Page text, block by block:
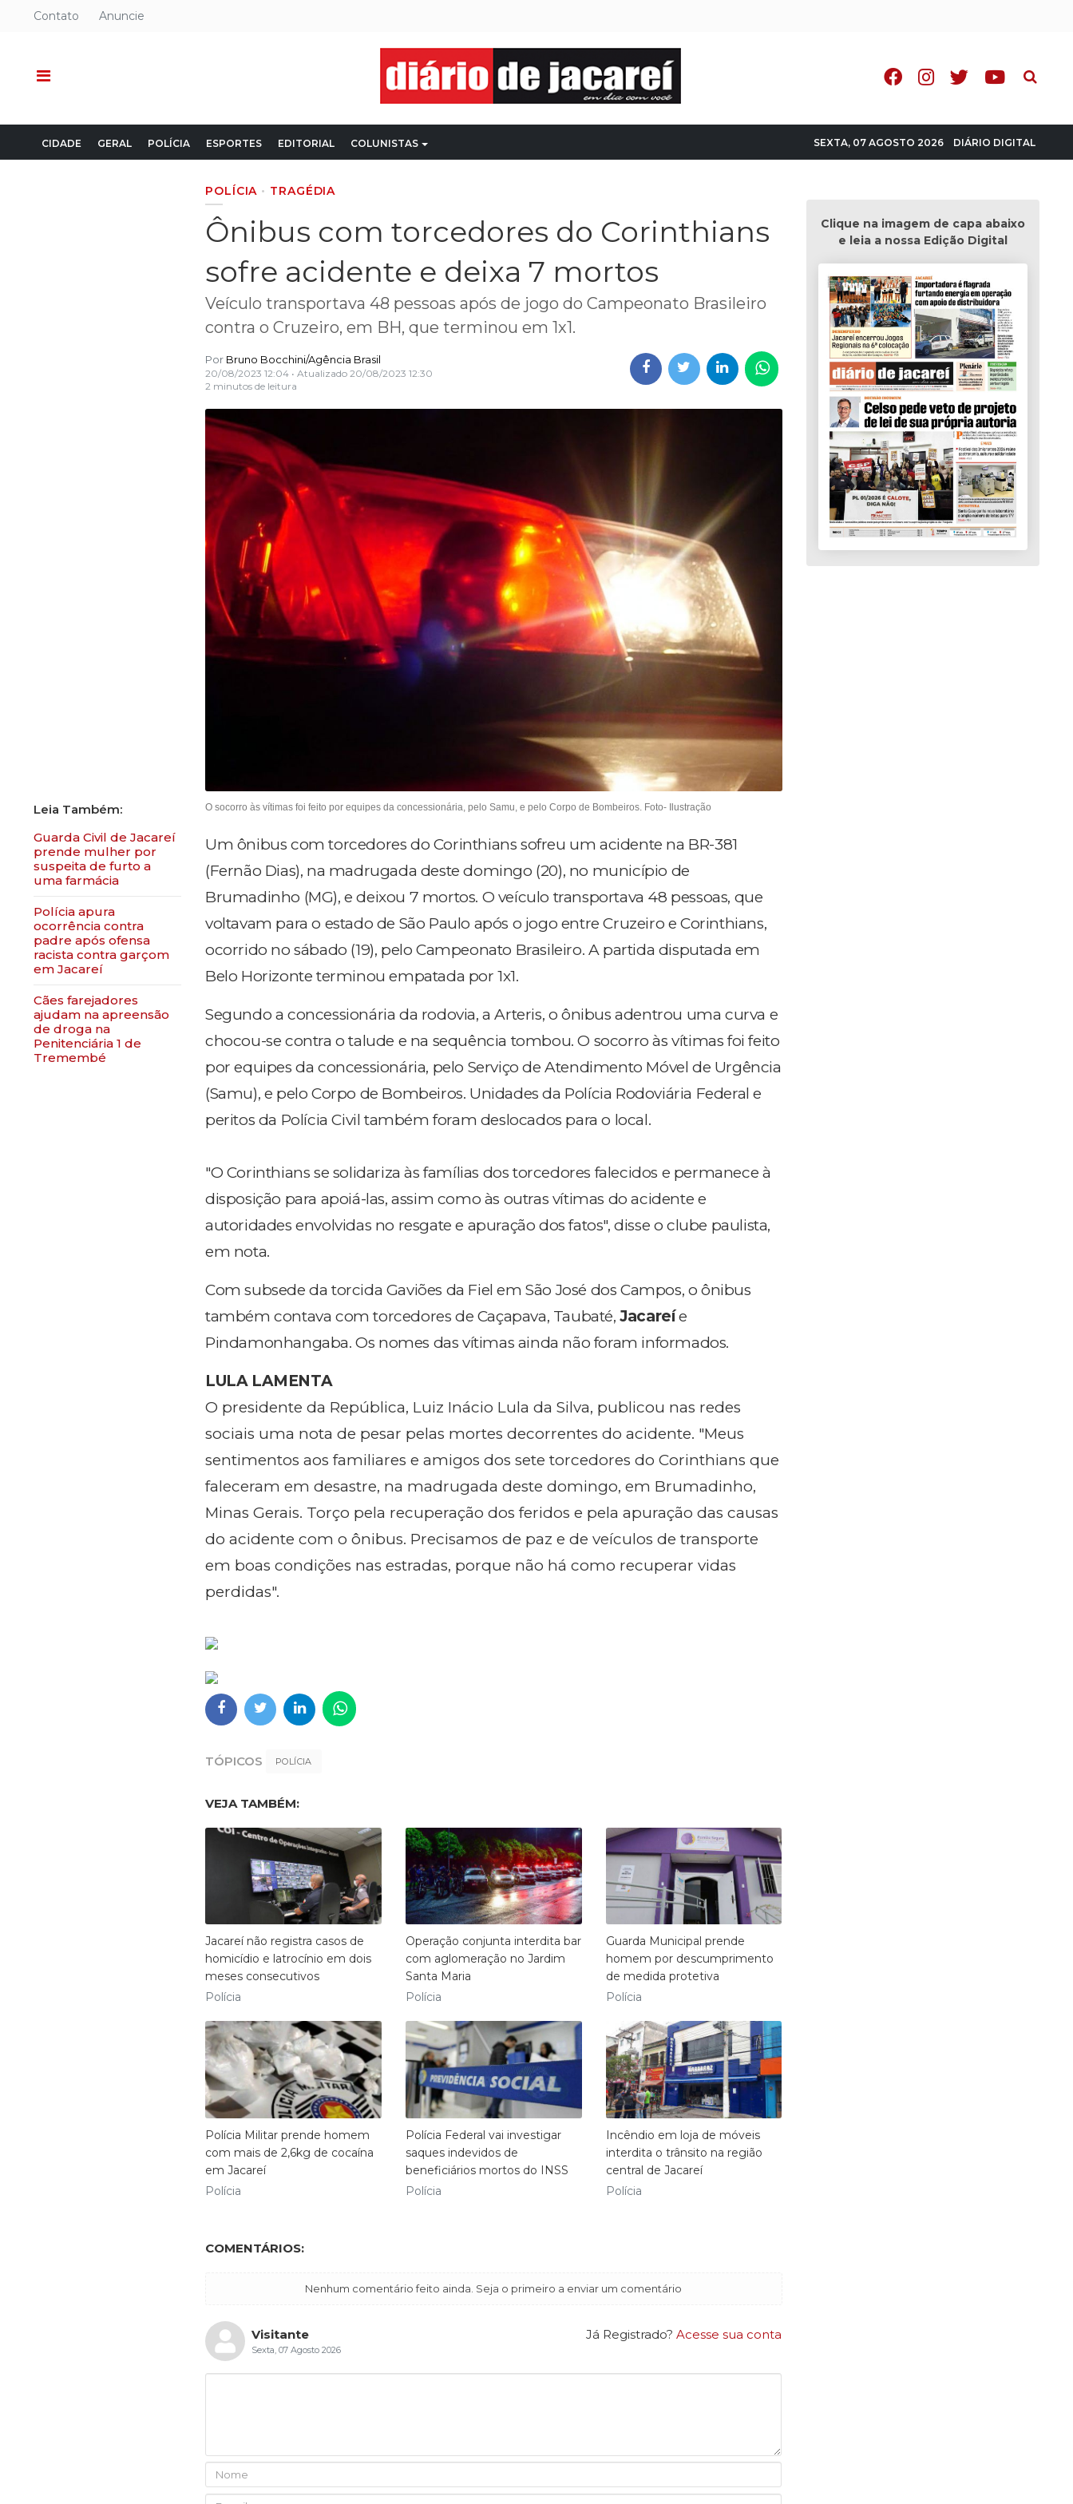
Contato Anuncie
Pesquisa
CIDADE GERAL POLÍCIA ESPORTES EDITORIAL COLUNISTAS SEXTA, 07 AGOSTO 2026 DIÁRIO DIGITAL
Guarda Civil de Jacareí
prende mulher por
suspeita de furto a
uma farmácia
Polícia apura
ocorrência contra
padre após ofensa
racista contra garçom
em Jacareí
Cães farejadores
ajudam na apreensão
de droga na
Penitenciária 1 de
Tremembé
POLÍCIA TRAGÉDIA
Ônibus com torcedores do Corinthians
sofre acidente e deixa 7 mortos
Veículo transportava 48 pessoas após de jogo do Campeonato Brasileiro
contra o Cruzeiro, em BH, que terminou em 1x1.
Por Bruno Bocchini/Agência Brasil
20/08/2023 12:04 • Atualizado 20/08/2023 12:30
2 minutos de leitura
O socorro às vítimas foi feito por equipes da concessionária, pelo Samu, e pelo Corpo de Bombeiros. Foto- Ilustração
Um ônibus com torcedores do Corinthians sofreu um acidente na BR-381
(Fernão Dias), na madrugada deste domingo (20), no município de
Brumadinho (MG), e deixou 7 mortos. O veículo transportava 48 pessoas, que
voltavam para o estado de São Paulo após o jogo entre Cruzeiro e Corinthians,
ocorrido no sábado (19), pelo Campeonato Brasileiro. A partida disputada em
Belo Horizonte terminou empatada por 1x1.
Segundo a concessionária da rodovia, a Arteris, o ônibus adentrou uma curva e
chocou-se contra o talude e na sequência tombou. O socorro às vítimas foi feito
por equipes da concessionária, pelo Serviço de Atendimento Móvel de Urgência
(Samu), e pelo Corpo de Bombeiros. Unidades da Polícia Rodoviária Federal e
peritos da Polícia Civil também foram deslocados para o local.
"O Corinthians se solidariza às famílias dos torcedores falecidos e permanece à
disposição para apoiá-las, assim como às outras vítimas do acidente e
autoridades envolvidas no resgate e apuração dos fatos", disse o clube paulista,
em nota.
Com subsede da torcida Gaviões da Fiel em São José dos Campos, o ônibus
também contava com torcedores de Caçapava, Taubaté,Jacareíe
Pindamonhangaba. Os nomes das vítimas ainda não foram informados.
LULA LAMENTA
O presidente da República, Luiz Inácio Lula da Silva, publicou nas redes
sociais uma nota de pesar pelas mortes decorrentes do acidente. "Meus
sentimentos aos familiares e amigos dos sete torcedores do Corinthians que
faleceram em desastre, na madrugada deste domingo, em Brumadinho,
Minas Gerais. Torço pela recuperação dos feridos e pela apuração das causas
do acidente com o ônibus. Precisamos de paz e de veículos de transporte
em boas condições nas estradas, porque não há como recuperar vidas
perdidas".
TÓPICOS POLÍCIA
VEJA TAMBÉM:
Jacareí não registra casos de
homicídio e latrocínio em dois
meses consecutivos
Polícia
Operação conjunta interdita bar
com aglomeração no Jardim
Santa Maria
Polícia
Guarda Municipal prende
homem por descumprimento
de medida protetiva
Polícia
Polícia Militar prende homem
com mais de 2,6kg de cocaína
em Jacareí
Polícia
Polícia Federal vai investigar
saques indevidos de
beneficiários mortos do INSS
Polícia
Incêndio em loja de móveis
interdita o trânsito na região
central de Jacareí
Polícia
COMENTÁRIOS:
Nenhum comentário feito ainda. Seja o primeiro a enviar um comentário
Já Registrado? Acesse sua conta
Visitante
Sexta, 07 Agosto 2026
Clique na imagem de capa abaixo
e leia a nossa Edição Digital